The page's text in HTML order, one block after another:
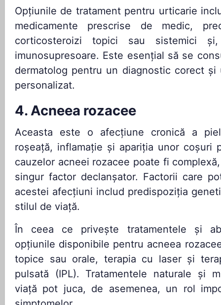
Opțiunile de tratament pentru urticarie
medicamente prescrise de medic,
corticosteroizi topici sau sistemici
imunosupresoare. Este esențial să se
dermatolog pentru un diagnostic corect
personalizat.
4. Acneea rozacee
Aceasta este o afecțiune cronică a
roșeață, inflamație și apariția unor coșuri
cauzelor acneei rozacee poate fi
singur factor declanșator. Factorii care
acestei afecțiuni includ predispoziția
stilul de viață.
În ceea ce privește tratamentele și
opțiunile disponibile pentru acneea
topice sau orale, terapia cu laser și
pulsată (IPL). Tratamentele naturale și
viață pot juca, de asemenea, un rol